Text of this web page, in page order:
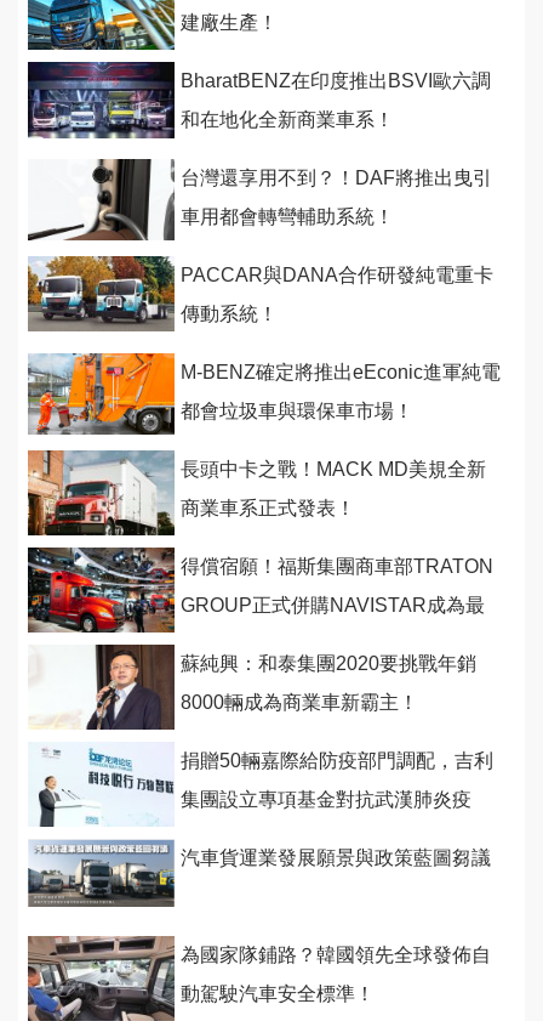
建廠生產！
BharatBENZ在印度推出BSVI歐六調
和在地化全新商業車系！
台灣還享用不到？！DAF將推出曳引
車用都會轉彎輔助系統！
PACCAR與DANA合作研發純電重卡
傳動系統！
M-BENZ確定將推出eEconic進軍純電
都會垃圾車與環保車市場！
長頭中卡之戰！MACK MD美規全新
商業車系正式發表！
得償宿願！福斯集團商車部TRATON
GROUP正式併購NAVISTAR成為最
蘇純興：和泰集團2020要挑戰年銷
8000輛成為商業車新霸主！
捐贈50輛嘉際給防疫部門調配，吉利
集團設立專項基金對抗武漢肺炎疫
汽車貨運業發展願景與政策藍圖芻議
為國家隊鋪路？韓國領先全球發佈自
動駕駛汽車安全標準！